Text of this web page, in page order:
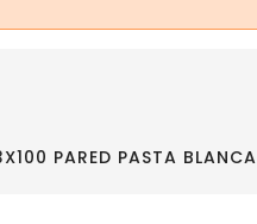
PARED PASTA BLANCA